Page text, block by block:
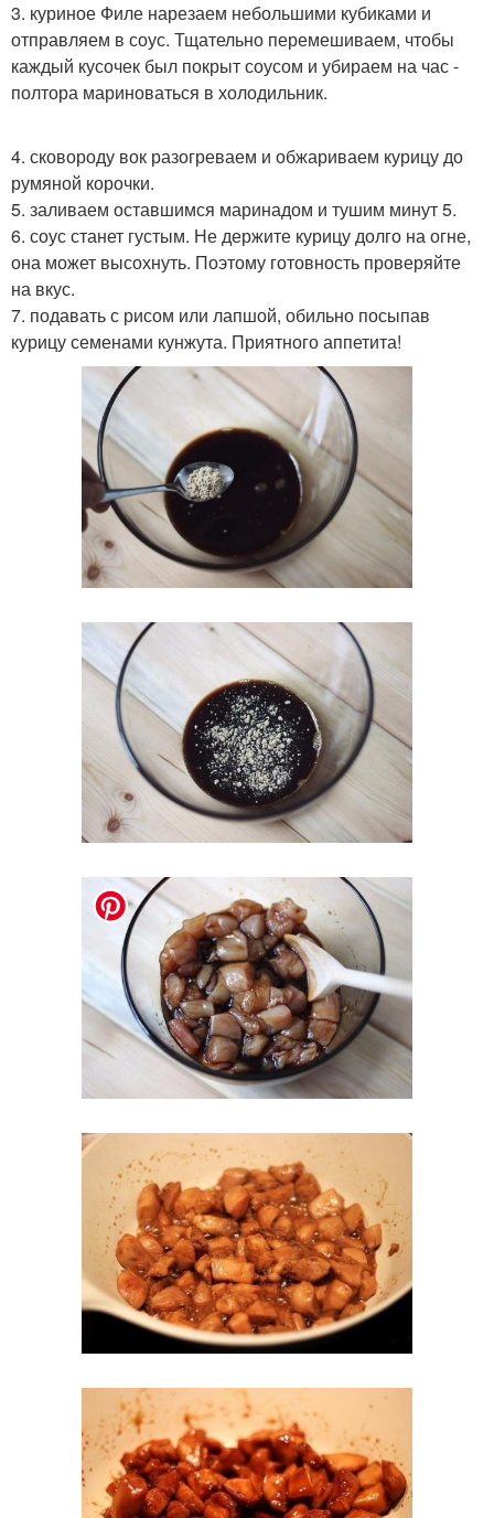
3. куриное Филе нарезаем небольшими кубиками и
отправляем в соус. Тщательно перемешиваем, чтобы
каждый кусочек был покрыт соусом и убираем на час -
полтора мариноваться в холодильник.
4. сковороду вок разогреваем и обжариваем курицу до
румяной корочки.
5. заливаем оставшимся маринадом и тушим минут 5.
6. соус станет густым. Не держите курицу долго на огне,
она может высохнуть. Поэтому готовность проверяйте
на вкус.
7. подавать с рисом или лапшой, обильно посыпав
курицу семенами кунжута. Приятного аппетита!